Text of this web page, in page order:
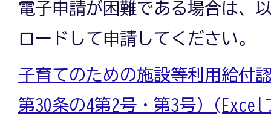
電子申請が困難である場合は、
ロードして申請してください。
子育てのための施設等利用給付
第30条の4第2号・第3号）